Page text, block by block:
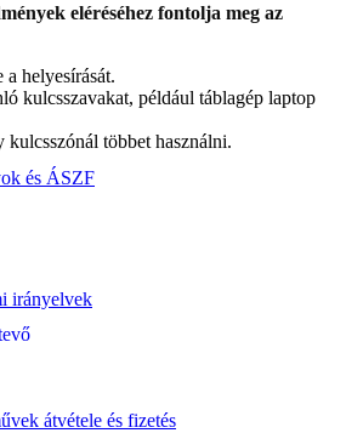
és ÁSZF
irányelvek
átvétele és fizetés
eléréséhez fontolja meg az
helyesírását.
kulcsszavakat, például táblagép laptop
kulcsszónál többet használni.